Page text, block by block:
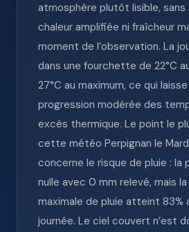
atmosphère plutôt lisible, sans
chaleur amplifiée ni fraîcheur
moment de l’observation. La
dans une fourchette de 22°C
27°C au maximum, ce qui
progression modérée des
excès thermique. Le point le
cette météo Perpignan le
concerne le risque de pluie : la
nulle avec 0 mm relevé, mais
maximale de pluie atteint 83%
journée. Le ciel couvert n’est